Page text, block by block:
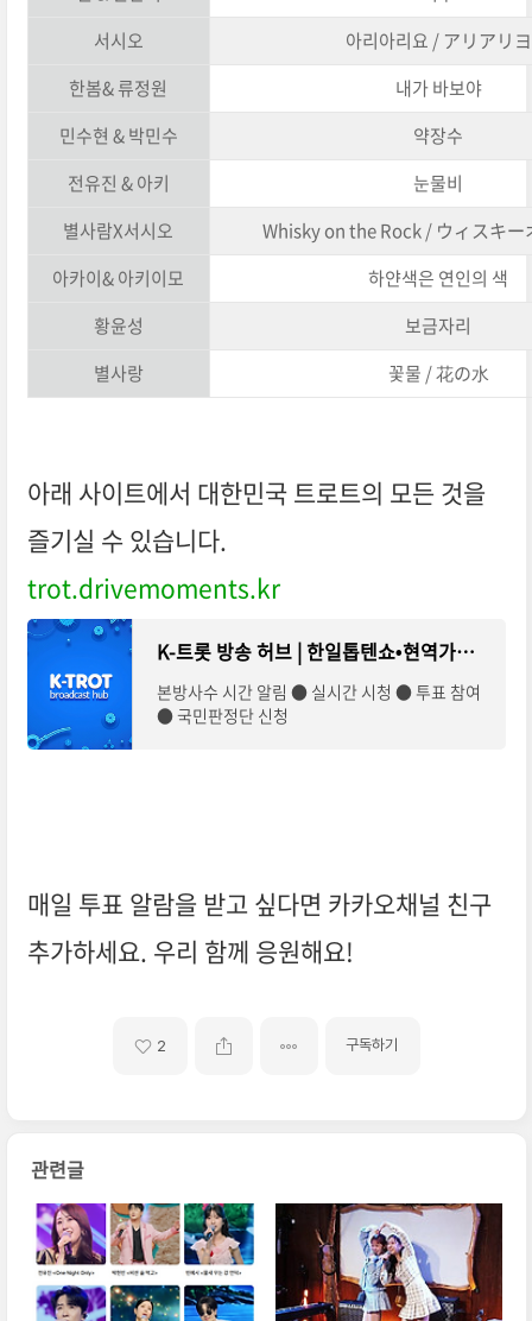
서시오
아리아리요 / アリアリヨ
한봄& 류정원
내가 바보야
민수현 & 박민수
약장수
전유진 & 아키
눈물비
별사람X서시오
Whisky on the Rock / ウィスキー
아카이& 아키이모
하얀색은 연인의 색
황윤성
보금자리
별사랑
꽃물 / 花の水
아래 사이트에서 대한민국 트로트의 모든 것을
즐기실 수 있습니다.
trot.drivemoments.kr
K-트롯 방송 허브 | 한일톱텐쇼•현역가왕2•미스터트롯3
본방사수 시간 알림 ● 실시간 시청 ● 투표 참여
● 국민판정단 신청
매일 투표 알람을 받고 싶다면 카카오채널 친구
추가하세요. 우리 함께 응원해요!
2 구독하기
관련글